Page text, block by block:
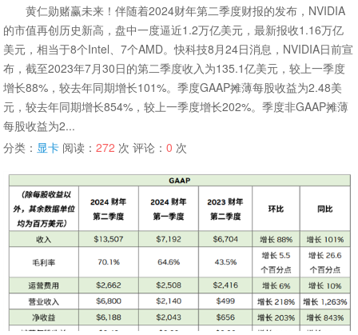
黄仁勋赌赢未来！伴随着2024财年第二季度财报的发布，NVIDIA
的市值再创历史新高，盘中一度逼近1.2万亿美元，最新报收1.16万亿
美元，相当于8个Intel、7个AMD。快科技8月24日消息，NVIDIA日前宣
布，截至2023年7月30日的第二季度收入为135.1亿美元，较上一季度
增长88%，较去年同期增长101%。季度GAAP摊薄每股收益为2.48美
元，较去年同期增长854%，较上一季度增长202%。季度非GAAP摊薄
每股收益为2...
分类： 显卡 阅读：272 次 评论：0 次